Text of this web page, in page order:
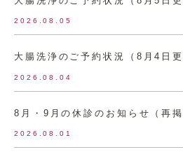
2026.08.05
大腸洗浄のご予約状況（8月4日更
2026.08.04
8月・9月の休診のお知らせ（再掲
2026.08.01